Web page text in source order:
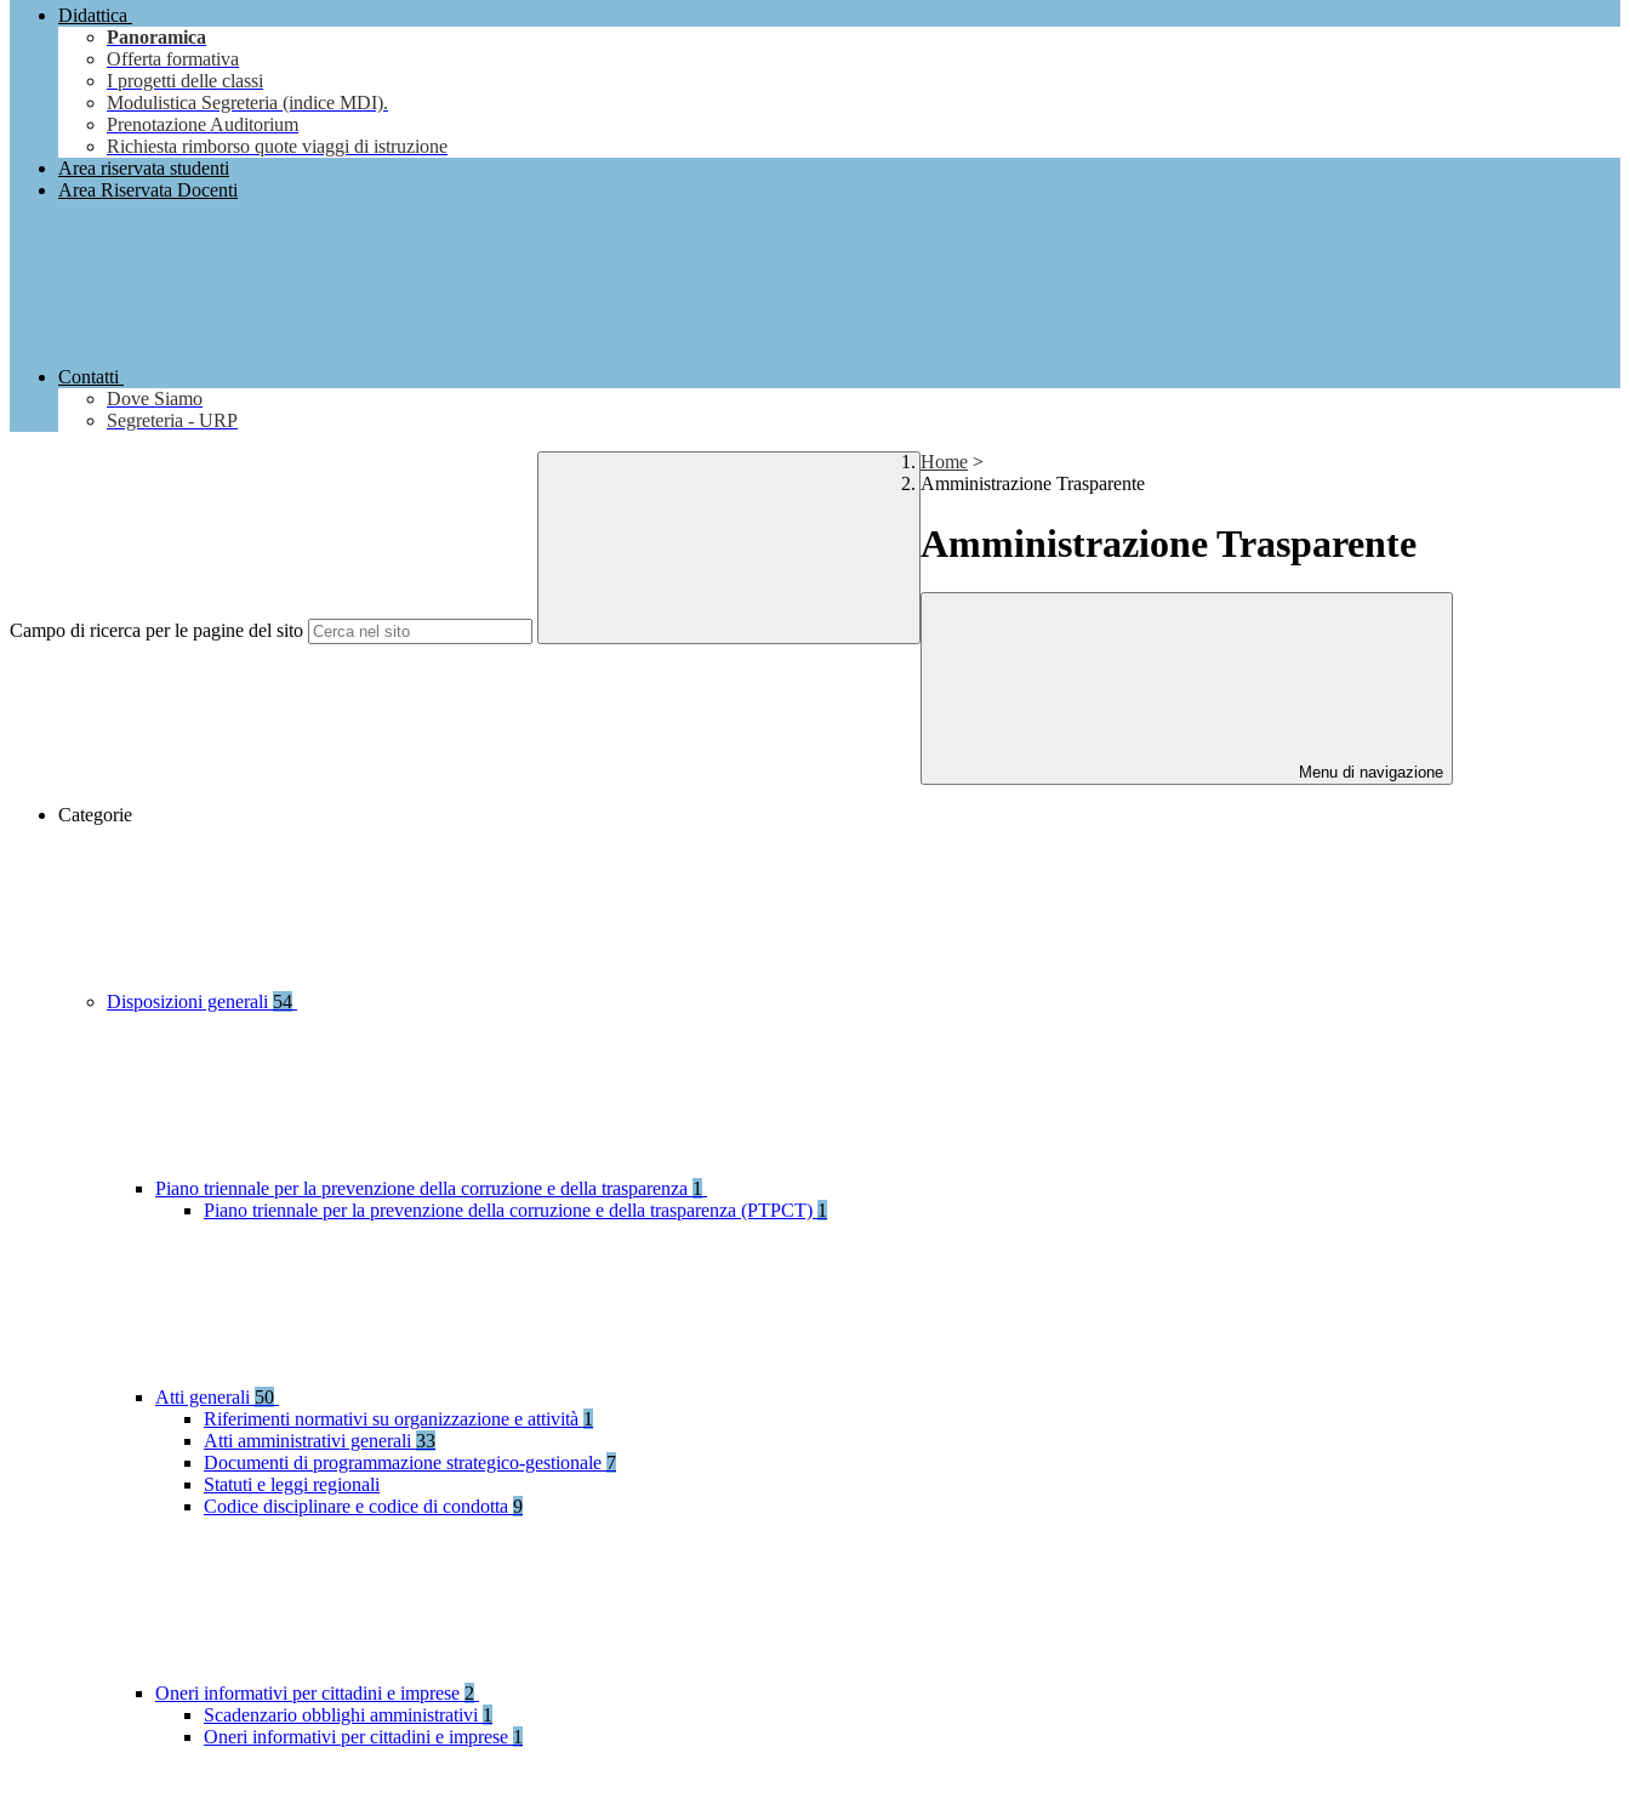
Didattica
Panoramica
Offerta formativa
I progetti delle classi
Modulistica Segreteria (indice MDI).
Prenotazione Auditorium
Richiesta rimborso quote viaggi di istruzione
Area riservata studenti
Area Riservata Docenti
Contatti
Dove Siamo
Segreteria - URP
Campo di ricerca per le pagine del sito
Home >
Amministrazione Trasparente
Amministrazione Trasparente
Menu di navigazione
Categorie
Disposizioni generali 54
Piano triennale per la prevenzione della corruzione e della trasparenza 1
Piano triennale per la prevenzione della corruzione e della trasparenza (PTPCT) 1
Atti generali 50
Riferimenti normativi su organizzazione e attività 1
Atti amministrativi generali 33
Documenti di programmazione strategico-gestionale 7
Statuti e leggi regionali
Codice disciplinare e codice di condotta 9
Oneri informativi per cittadini e imprese 2
Scadenzario obblighi amministrativi 1
Oneri informativi per cittadini e imprese 1